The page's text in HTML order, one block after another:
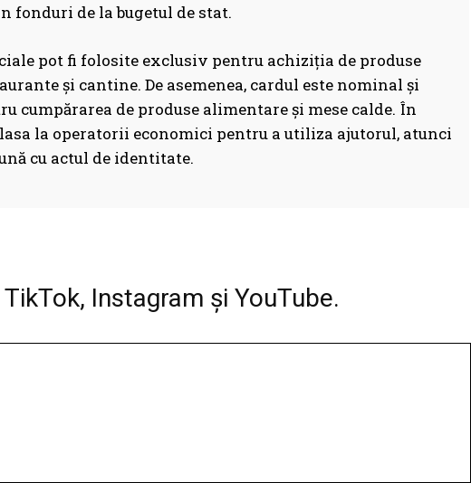
fonduri de la bugetul de stat.
pot fi folosite exclusiv pentru achiziţia de produse
şi cantine. De asemenea, cardul este nominal şi
de produse alimentare şi mese calde. În
la operatorii economici pentru a utiliza ajutorul, atunci
cu actul de identitate.
Instagram și YouTube.